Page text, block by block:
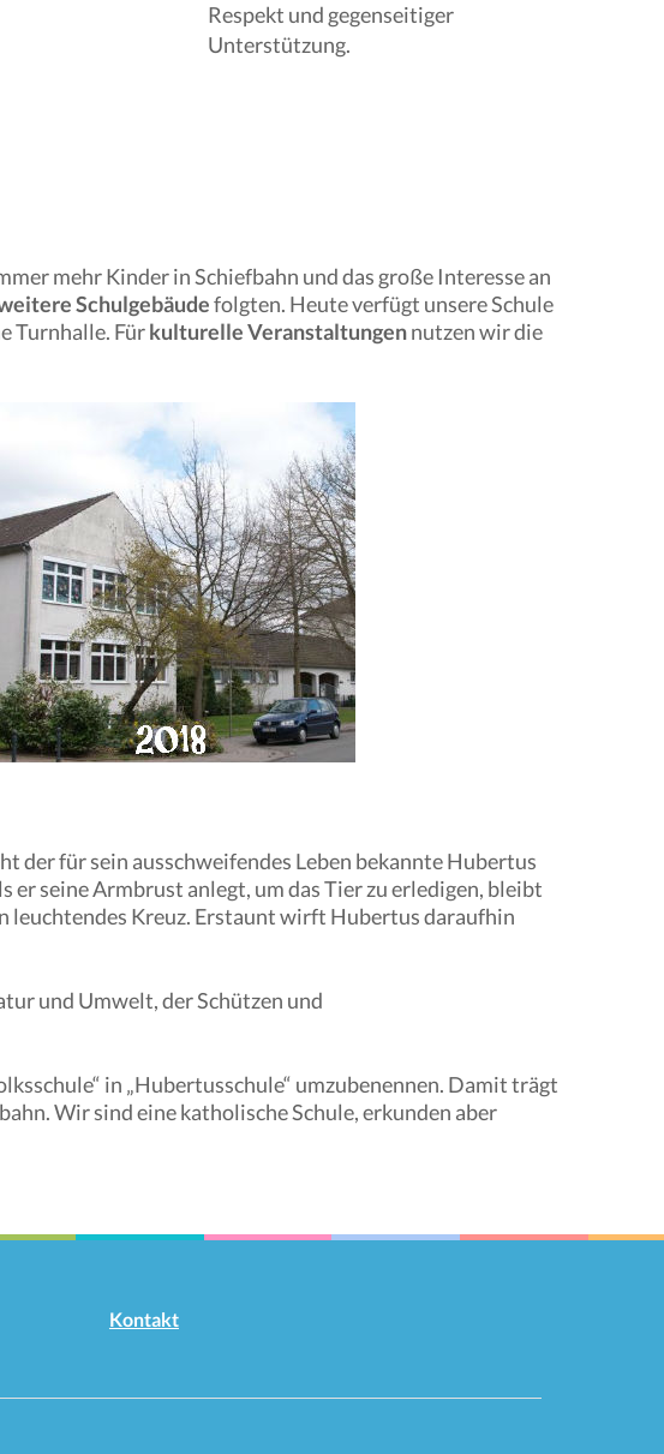
Respekt und gegenseitiger
Unterstützung.
mehr Kinder in Schiefbahn und das große Interesse an
Schulgebäudefolgten. Heute verfügt unsere Schule
Turnhalle. Fürkulturelle Veranstaltungennutzen wir die
der für sein ausschweifendes Leben bekannte Hubertus
er seine Armbrust anlegt, um das Tier zu erledigen, bleibt
leuchtendes Kreuz. Erstaunt wirft Hubertus daraufhin
und Umwelt, der Schützen und
in „Hubertusschule“ umzubenennen. Damit trägt
Wir sind eine katholische Schule, erkunden aber
Kontakt